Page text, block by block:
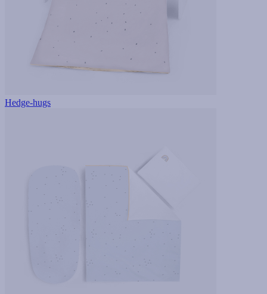
Hedge-hugs